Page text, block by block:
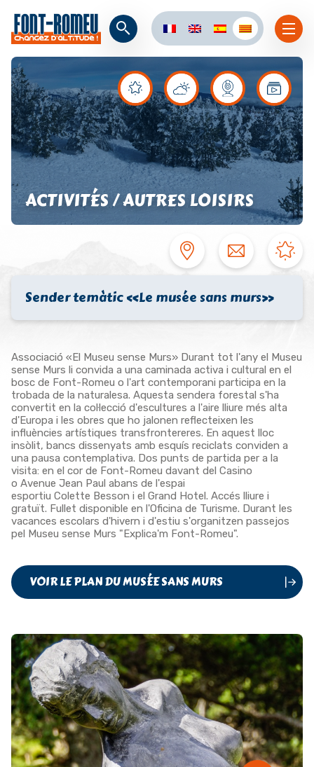
ACTIVITÉS / AUTRES LOISIRS
Sender temàtic «Le musée sans murs»
Associació «El Museu sense Murs» Durant tot l'any el Museu
sense Murs li convida a una caminada activa i cultural en el
bosc de Font-Romeu o l'art contemporani participa en la
trobada de la naturalesa. Aquesta sendera forestal s'ha
convertit en la col·lecció d'escultures a l'aire lliure més alta
d'Europa i les obres que ho jalonen reflecteixen les
influències artístiques transfrontereres. En aquest lloc
insòlit, bancs dissenyats amb esquís reciclats conviden a
una pausa contemplativa. Dos punts de partida per a la
visita: en el cor de Font-Romeu davant del Casino
o Avenue Jean Paul abans de l'espai
esportiu Colette Besson i el Grand Hotel. Accés lliure i
gratuït. Fullet disponible en l'Oficina de Turisme. Durant les
vacances escolars d'hivern i d'estiu s'organitzen passejos
pel Museu sense Murs "Explica'm Font-Romeu".
VOIR LE PLAN DU MUSÉE SANS MURS